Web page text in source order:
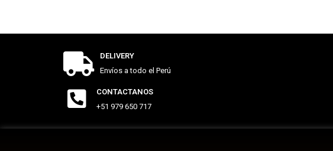
DELIVERY
Envíos a todo el Perú
CONTACTANOS
+51 979 650 717